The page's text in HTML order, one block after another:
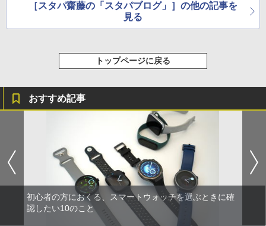
［スタパ齋藤の「スタパブログ」］の他の記事を
見る
トップページに戻る
おすすめ記事
初心者の方におくる、スマートウォッチを選ぶときに確
認したい10のこと